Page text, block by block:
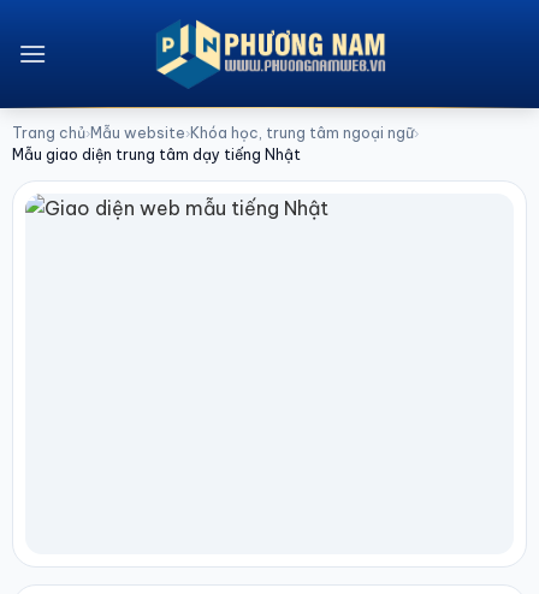
qua
dung
Trang chủ›Mẫu website›Khóa học, trung tâm ngoại ngữ›
Mẫu giao diện trung tâm dạy tiếng Nhật